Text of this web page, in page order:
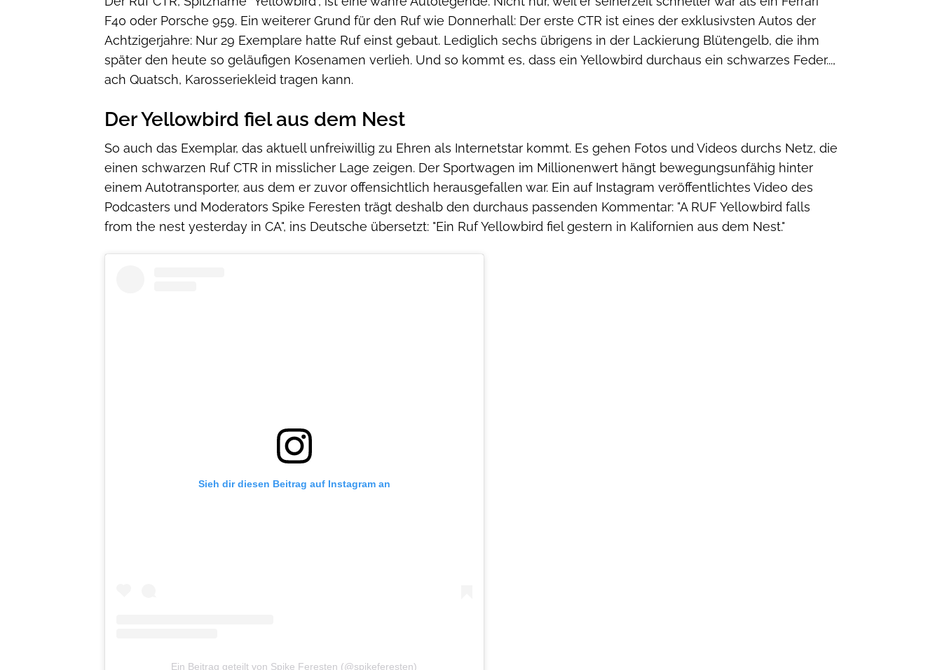
F40 oder Porsche 959. Ein weiterer Grund für den Ruf wie Donnerhall: Der erste CTR ist eines der exklusivsten Autos der
Achtzigerjahre: Nur 29 Exemplare hatte Ruf einst gebaut. Lediglich sechs übrigens in der Lackierung Blütengelb, die ihm
später den heute so geläufigen Kosenamen verlieh. Und so kommt es, dass ein Yellowbird durchaus ein schwarzes Feder...,
ach Quatsch, Karosseriekleid tragen kann.
Der Yellowbird fiel aus dem Nest
So auch das Exemplar, das aktuell unfreiwillig zu Ehren als Internetstar kommt. Es gehen Fotos und Videos durchs Netz, die
einen schwarzen Ruf CTR in misslicher Lage zeigen. Der Sportwagen im Millionenwert hängt bewegungsunfähig hinter
einem Autotransporter, aus dem er zuvor offensichtlich herausgefallen war. Ein auf Instagram veröffentlichtes Video des
Podcasters und Moderators Spike Feresten trägt deshalb den durchaus passenden Kommentar: "A RUF Yellowbird falls
from the nest yesterday in CA", ins Deutsche übersetzt: "Ein Ruf Yellowbird fiel gestern in Kalifornien aus dem Nest."
Sieh dir diesen Beitrag auf Instagram an
Ein Beitrag geteilt von Spike Feresten (@spikeferesten)